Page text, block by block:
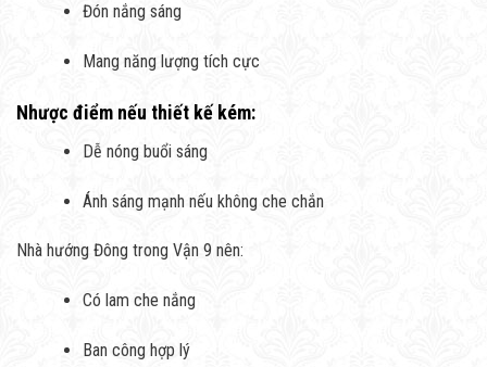
Đón nắng sáng
Mang năng lượng tích cực
Nhược điểm nếu thiết kế kém:
Dễ nóng buổi sáng
Ánh sáng mạnh nếu không che chắn
Nhà hướng Đông trong Vận 9 nên:
Có lam che nắng
Ban công hợp lý